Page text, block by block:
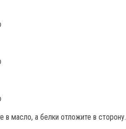
в масло, а белки отложите в сторону.